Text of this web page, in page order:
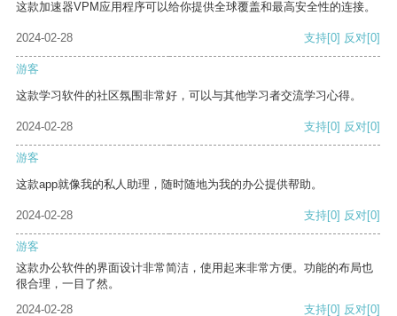
这款加速器VPM应用程序可以给你提供全球覆盖和最高安全性的连接。
2024-02-28 支持[0] 反对[0]
游客
这款学习软件的社区氛围非常好，可以与其他学习者交流学习心得。
2024-02-28 支持[0] 反对[0]
游客
这款app就像我的私人助理，随时随地为我的办公提供帮助。
2024-02-28 支持[0] 反对[0]
游客
这款办公软件的界面设计非常简洁，使用起来非常方便。功能的布局也
很合理，一目了然。
2024-02-28
支持[0] 反对[0]